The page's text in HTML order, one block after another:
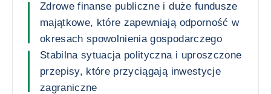
Zdrowe finanse publiczne i duże fundusze
majątkowe, które zapewniają odporność w
okresach spowolnienia gospodarczego
Stabilna sytuacja polityczna i uproszczone
przepisy, które przyciągają inwestycje
zagraniczne